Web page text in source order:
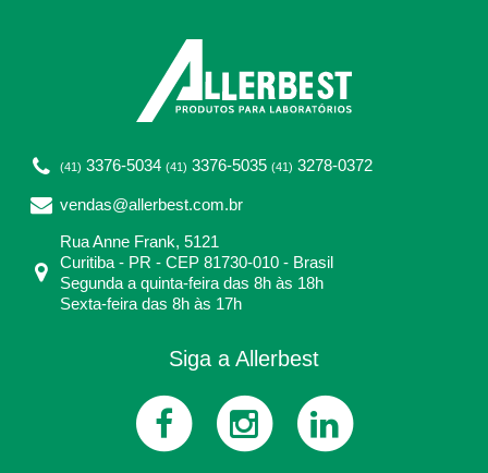
(41) 3376-5034 (41) 3376-5035 (41) 3278-0372
vendas@allerbest.com.br
Rua Anne Frank, 5121
Curitiba - PR - CEP 81730-010 - Brasil
Segunda a quinta-feira das 8h às 18h
Sexta-feira das 8h às 17h
Siga a Allerbest